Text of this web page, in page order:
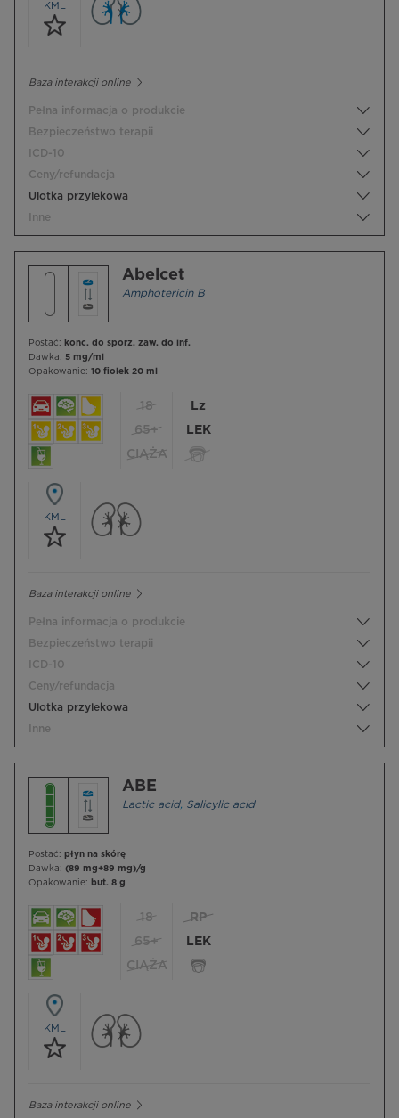
KML
Baza interakcji online
Pełna informacja o produkcie
Bezpieczeństwo terapii
ICD-10
Ceny/refundacja
Ulotka przylekowa
Inne
Abelcet
Amphotericin B
Postać: konc. do sporz. zaw. do inf.
Dawka: 5 mg/ml
Opakowanie: 10 fiolek 20 ml
18
65+
CIĄŻA
Lz
LEK
KML
Baza interakcji online
Pełna informacja o produkcie
Bezpieczeństwo terapii
ICD-10
Ceny/refundacja
Ulotka przylekowa
Inne
ABE
Lactic acid, Salicylic acid
Postać: płyn na skórę
Dawka: (89 mg+89 mg)/g
Opakowanie: but. 8 g
18
65+
CIĄŻA
RP
LEK
KML
Baza interakcji online